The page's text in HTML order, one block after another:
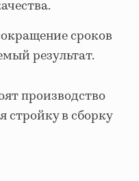
сроков
результат.
производство
стройку в сборку